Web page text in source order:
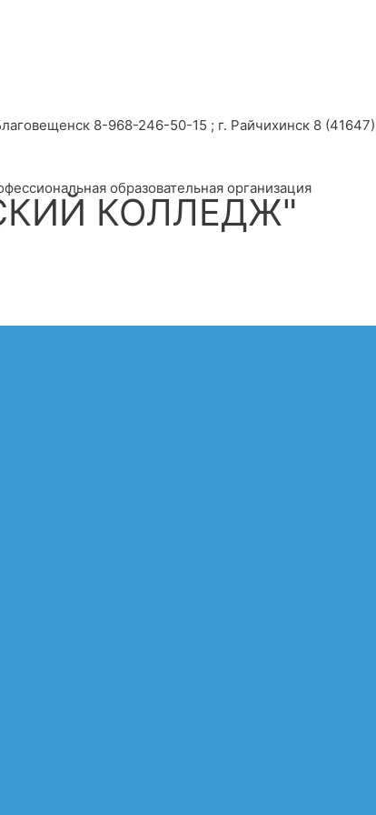
8-968-246-50-15 ; г. Райчихинск 8
образовательная организация
КОЛЛЕДЖ"